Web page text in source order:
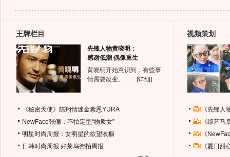
王牌栏目
先锋人物黄晓明：
感谢低潮 偶像重生
黄晓明开始意识到，有些事
情需要改变。…… [详细]
《秘密天使》陈翔情迷金素恩YURA
NewFace张俪：不怕定型“物质女”
明星时尚周报：女明星的欲望衣橱
日韩时尚周报 好莱坞街拍周报
视频策划
《先锋
《综艺
《
《夏日